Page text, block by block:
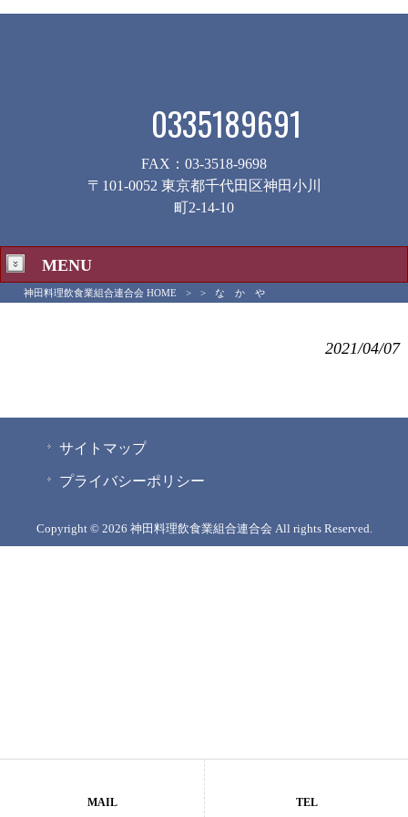
0335189691
FAX：03-3518-9698
〒101-0052 東京都千代田区神田小川
町2-14-10
MENU
神田料理飲食業組合連合会 HOME > > な か や
2021/04/07
サイトマップ
プライバシーポリシー
Copyright © 2026 神田料理飲食業組合連合会 All rights Reserved.
MAIL TEL